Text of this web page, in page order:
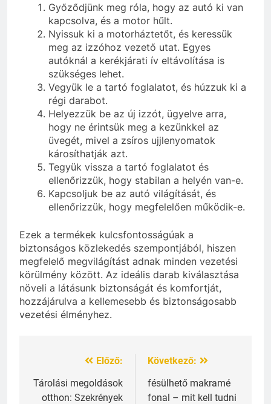
Győződjünk meg róla, hogy az autó ki van
kapcsolva, és a motor hűlt.
Nyissuk ki a motorháztetőt, és keressük
meg az izzóhoz vezető utat. Egyes
autóknál a kerékjárati ív eltávolítása is
szükséges lehet.
Vegyük le a tartó foglalatot, és húzzuk ki a
régi darabot.
Helyezzük be az új izzót, ügyelve arra,
hogy ne érintsük meg a kezünkkel az
üvegét, mivel a zsíros ujjlenyomatok
károsíthatják azt.
Tegyük vissza a tartó foglalatot és
ellenőrizzük, hogy stabilan a helyén van-e.
Kapcsoljuk be az autó világítását, és
ellenőrizzük, hogy megfelelően működik-e.
Ezek a termékek kulcsfontosságúak a
biztonságos közlekedés szempontjából, hiszen
megfelelő megvilágítást adnak minden vezetési
körülmény között. Az ideális darab kiválasztása
növeli a látásunk biztonságát és komfortját,
hozzájárulva a kellemesebb és biztonságosabb
vezetési élményhez.
Bejegyzés
navigáció
Előző:
Tárolási megoldások
otthon: Szekrények
Következő:
fésülhető makramé
fonal – mit kell tudni